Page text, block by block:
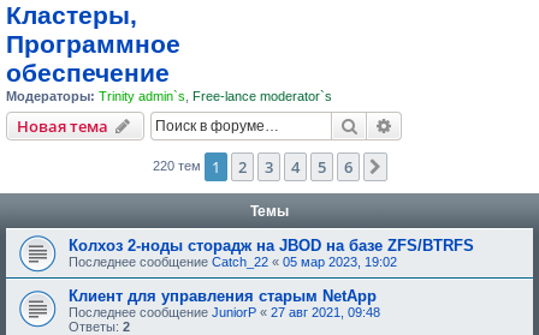
Кластеры,
Программное
обеспечение
Модераторы: Trinity admin`s Free-lance moderator`s
Новая тема Поиск
220 тем 1 2 3 4 5 6
Темы
Колхоз 2-ноды сторадж на JBOD на базе ZFS/BTRFS
Последнее сообщение Catch_22 « 05 мар 2023, 19:02
Клиент для управления старым NetApp
Последнее сообщение JuniorP « 27 авг 2021, 09:48
Ответы: 2